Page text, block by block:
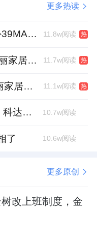
更多热读
冲刺2026年末开业！东外39MALL全球招商启幕，重构东直门商圈格局 11.8w阅读 热
跨界存储测试未落定，爱丽家居复牌前自揭多重风险 11.7w阅读 热
9连板后复牌再涨停！爱丽家居市盈率318倍，跨界收购案尚未落地 11.1w阅读 热
溢价220%并购关联资产，科达制造近75亿元重组被否 10.7w阅读
了 10.6w阅读
更多原创
改上班制度，金